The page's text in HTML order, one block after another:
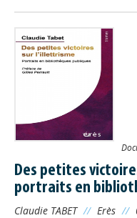
Des petites
portraits en
Claudie TABET // Erès //